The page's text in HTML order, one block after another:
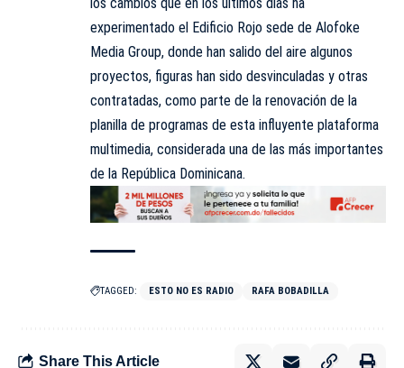
experimentado el Edificio Rojo sede de Alofoke
Media Group, donde han salido del aire algunos
proyectos, figuras han sido desvinculadas y otras
contratadas, como parte de la renovación de la
planilla de programas de esta influyente plataforma
multimedia, considerada una de las más importantes
de la República Dominicana.
TAGGED: ESTO NO ES RADIO RAFA BOBADILLA
Share This Article